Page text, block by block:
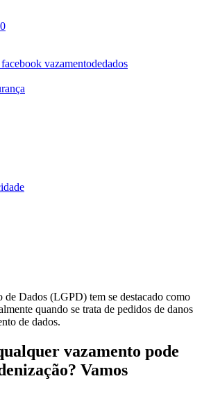
vazamentodedados
de Dados (LGPD) tem se destacado como
quando se trata de pedidos de danos
de dados.
vazamento pode
Vamos